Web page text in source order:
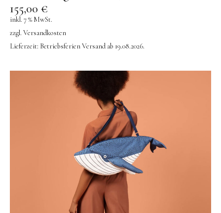
155,00 €
inkl. 7 % MwSt.
zzgl. Versandkosten
Lieferzeit: Betriebsferien Versand ab 19.08.2026.